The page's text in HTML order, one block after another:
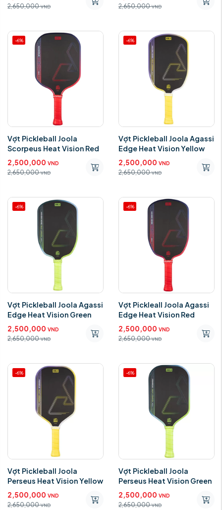
2,650,000 VND 2,650,000 VND
-6%
Vợt Pickleball Joola
Scorpeus Heat Vision Red
2,500,000 VND
2,650,000 VND
-6%
Vợt Pickleball Joola Agassi
Edge Heat Vision Yellow
2,500,000 VND
2,650,000 VND
-6%
Vợt Pickleball Joola Agassi
Edge Heat Vision Green
2,500,000 VND
2,650,000 VND
-6%
Vợt Pickleall Joola Agassi
Edge Heat Vision Red
2,500,000 VND
2,650,000 VND
-6%
Vợt Pickleball Joola
Perseus Heat Vision Yellow
2,500,000 VND
2,650,000 VND
-6%
Vợt Pickleball Joola
Perseus Heat Vision Green
2,500,000 VND
2,650,000 VND